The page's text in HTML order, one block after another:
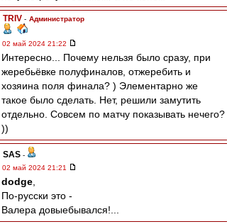
TRIV - Администратор
02 май 2024 21:22
Интересно... Почему нельзя было сразу, при
жеребьёвке полуфиналов, отжеребить и
хозяина поля финала? ) Элементарно же
такое было сделать. Нет, решили замутить
отдельно. Совсем по матчу показывать нечего?
))
SAS -
02 май 2024 21:21
dodge
По-русски это -
Валера довыебывался!...